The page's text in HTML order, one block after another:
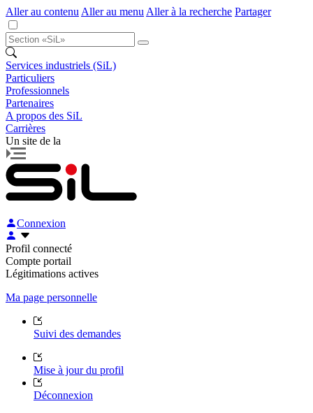
Aller au contenu Aller au menu Aller à la recherche Partager
Services industriels (SiL)
Particuliers
Professionnels
Partenaires
A propos des SiL
Carrières
Un site de la
Connexion
Profil connecté
Compte portail
Légitimations actives
Ma page personnelle
Suivi des demandes
Mise à jour du profil
Déconnexion